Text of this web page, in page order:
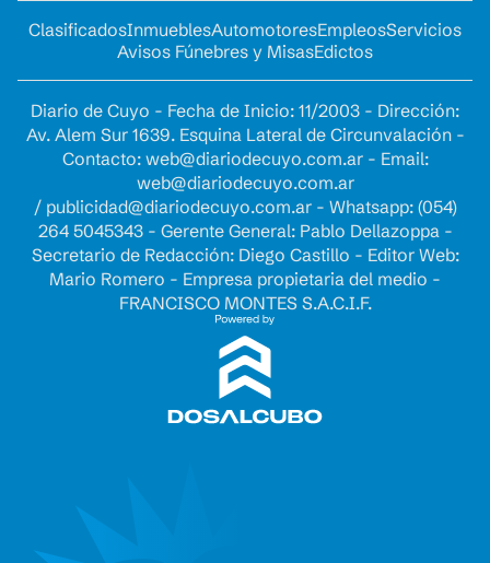
ClasificadosInmueblesAutomotoresEmpleosServicios
Avisos Fúnebres y MisasEdictos
Diario de Cuyo - Fecha de Inicio: 11/2003 - Dirección:
Av. Alem Sur 1639. Esquina Lateral de Circunvalación -
Contacto: web@diariodecuyo.com.ar- Email:
web@diariodecuyo.com.ar
/ publicidad@diariodecuyo.com.ar- Whatsapp: (054)
264 5045343 - Gerente General: Pablo Dellazoppa -
Secretario de Redacción: Diego Castillo - Editor Web:
Mario Romero - Empresa propietaria del medio -
FRANCISCO MONTES S.A.C.I.F.